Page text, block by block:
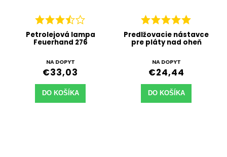
Petrolejová lampa
Feuerhand 276
NA DOPYT
€33,03
DO KOŠÍKA
Predlžovacie nástavce
pre pláty nad oheň
NA DOPYT
€24,44
DO KOŠÍKA